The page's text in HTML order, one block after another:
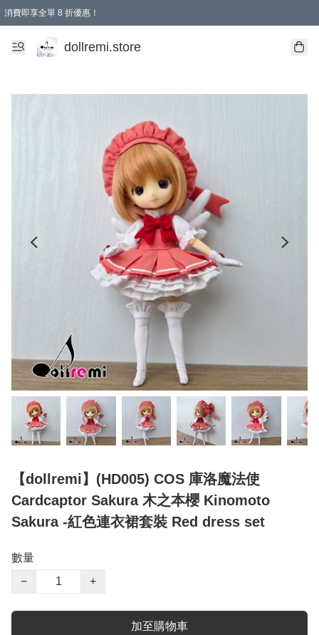
消費即享全單 8 折優惠！
購物滿 HKD 1500.00即享免運費優惠！（適用於 本地送貨、本地取貨、國際送貨 )
dollremi.store
【dollremi】(HD005) COS 庫洛魔法使
Cardcaptor Sakura 木之本櫻 Kinomoto
Sakura -紅色連衣裙套裝 Red dress set
數量
−
+
加至購物車